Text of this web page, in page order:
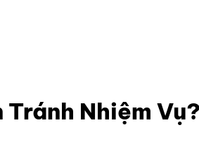
Nhiệm